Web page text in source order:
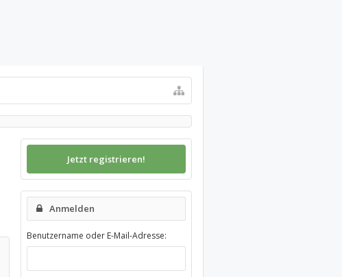
Jetzt registrieren!
Anmelden
Benutzername oder E-Mail-Adresse: